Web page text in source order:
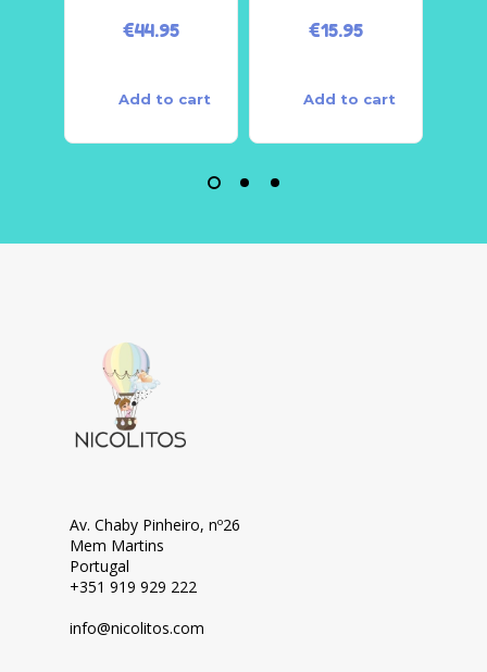
€44.95
Add to cart
€15.95
Add to cart
Av. Chaby Pinheiro, nº26
Mem Martins
Portugal
+351 919 929 222
info@nicolitos.com